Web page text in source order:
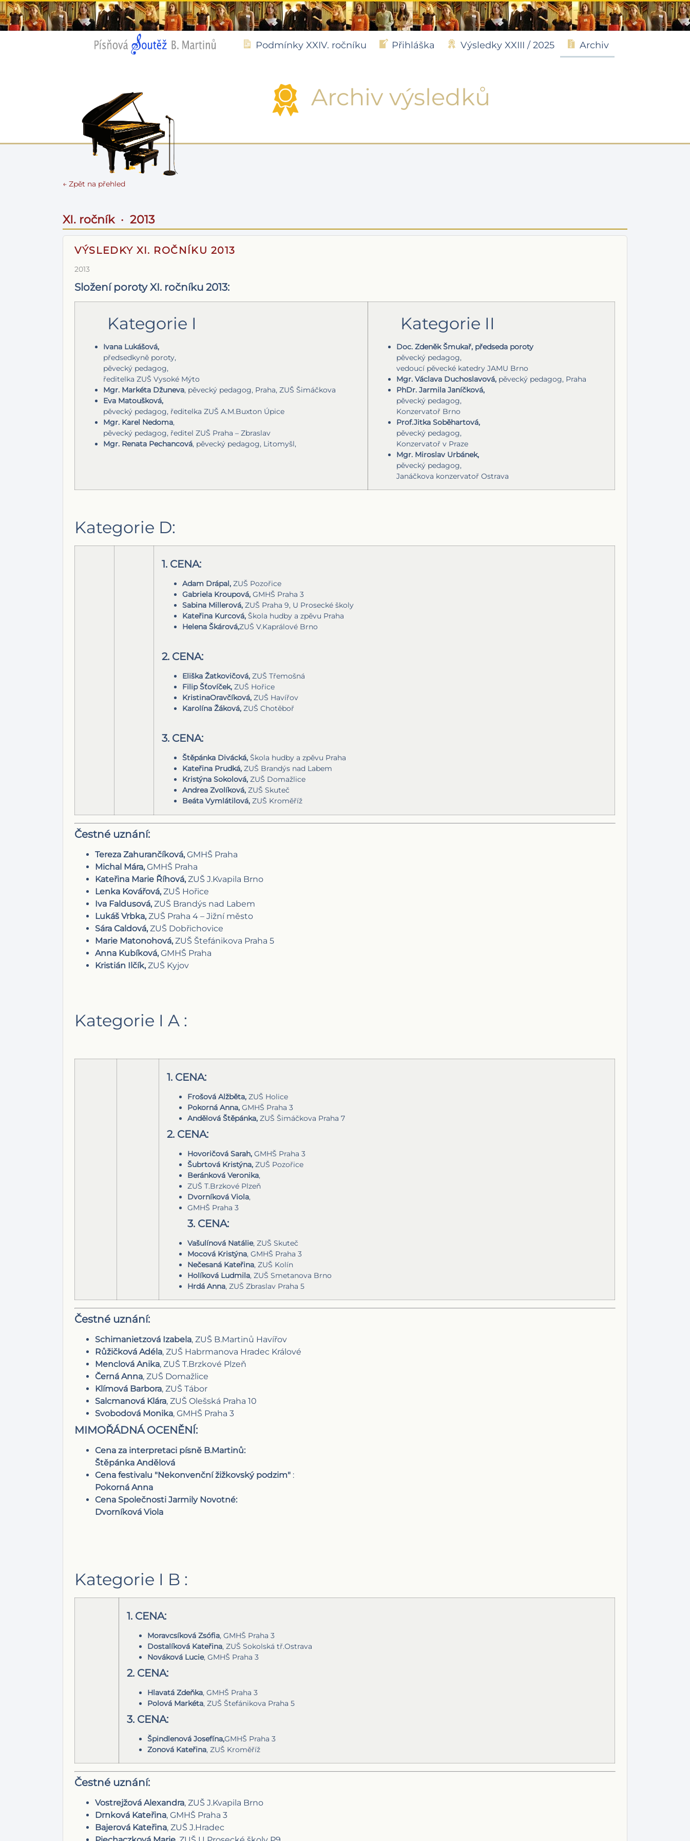
Podmínky XXIV. ročníku Přihláška Výsledky XXIII / 2025 Archiv
Archiv výsledků
← Zpět na přehled
XI. ročník · 2013
VÝSLEDKY XI. ROČNÍKU 2013
2013
Složení poroty XI. ročníku 2013:
Kategorie I
Ivana Lukášová,
předsedkyně poroty,
pěvecký pedagog,
ředitelka ZUŠ Vysoké Mýto
Mgr. Markéta Džuneva, pěvecký pedagog, Praha, ZUŠ Šimáčkova
Eva Matoušková,
pěvecký pedagog, ředitelka ZUŠ A.M.Buxton Úpice
Mgr. Karel Nedoma,
pěvecký pedagog, ředitel ZUŠ Praha – Zbraslav
Mgr. Renata Pechancová, pěvecký pedagog, Litomyšl,
Kategorie II
Doc. Zdeněk Šmukař, předseda poroty
pěvecký pedagog,
vedoucí pěvecké katedry JAMU Brno
Mgr. Václava Duchoslavová, pěvecký pedagog, Praha
PhDr. Jarmila Janíčková,
pěvecký pedagog,
Konzervatoř Brno
Prof.Jitka Soběhartová,
pěvecký pedagog,
Konzervatoř v Praze
Mgr. Miroslav Urbánek,
pěvecký pedagog,
Janáčkova konzervatoř Ostrava
Kategorie D:
1. CENA:
Adam Drápal, ZUŠ Pozořice
Gabriela Kroupová, GMHŠ Praha 3
Sabina Millerová, ZUŠ Praha 9, U Prosecké školy
Kateřina Kurcová, Škola hudby a zpěvu Praha
Helena Škárová,ZUŠ V.Kaprálové Brno
2. CENA:
Eliška Žatkovičová, ZUŠ Třemošná
Filip Šťovíček, ZUŠ Hořice
KristinaOravčíková, ZUŠ Havířov
Karolína Žáková, ZUŠ Chotěboř
3. CENA:
Štěpánka Divácká, Škola hudby a zpěvu Praha
Kateřina Prudká, ZUŠ Brandýs nad Labem
Kristýna Sokolová, ZUŠ Domažlice
Andrea Zvolíková, ZUŠ Skuteč
Beáta Vymlátilová, ZUŠ Kroměříž
Čestné uznání:
Tereza Zahurančíková, GMHŠ Praha
Michal Mára, GMHŠ Praha
Kateřina Marie Říhová, ZUŠ J.Kvapila Brno
Lenka Kovářová, ZUŠ Hořice
Iva Faldusová, ZUŠ Brandýs nad Labem
Lukáš Vrbka, ZUŠ Praha 4 – Jižní město
Sára Caldová, ZUŠ Dobřichovice
Marie Matonohová, ZUŠ Štefánikova Praha 5
Anna Kubíková, GMHŠ Praha
Kristián Ilčík, ZUŠ Kyjov
Kategorie I A :
1. CENA:
Frošová Alžběta, ZUŠ Holice
Pokorná Anna, GMHŠ Praha 3
Andělová Štěpánka, ZUŠ Šimáčkova Praha 7
2. CENA:
Hovoričová Sarah, GMHŠ Praha 3
Šubrtová Kristýna, ZUŠ Pozořice
Beránková Veronika,
ZUŠ T.Brzkové Plzeň
Dvorníková Viola,
GMHŠ Praha 3
3. CENA:
Vašulínová Natálie, ZUŠ Skuteč
Mocová Kristýna, GMHŠ Praha 3
Nečesaná Kateřina, ZUŠ Kolín
Holíková Ludmila, ZUŠ Smetanova Brno
Hrdá Anna, ZUŠ Zbraslav Praha 5
Čestné uznání:
Schimanietzová Izabela, ZUŠ B.Martinů Havířov
Růžičková Adéla, ZUŠ Habrmanova Hradec Králové
Menclová Anika, ZUŠ T.Brzkové Plzeň
Černá Anna, ZUŠ Domažlice
Klímová Barbora, ZUŠ Tábor
Salcmanová Klára, ZUŠ Olešská Praha 10
Svobodová Monika, GMHŠ Praha 3
MIMOŘÁDNÁ OCENĚNÍ:
Cena za interpretaci písně B.Martinů:
Štěpánka Andělová
Cena festivalu "Nekonvenční žižkovský podzim" :
Pokorná Anna
Cena Společnosti Jarmily Novotné:
Dvorníková Viola
Kategorie I B :
1. CENA:
Moravcsíková Zsófia, GMHŠ Praha 3
Dostalíková Kateřina, ZUŠ Sokolská tř.Ostrava
Nováková Lucie, GMHŠ Praha 3
2. CENA:
Hlavatá Zdeňka, GMHŠ Praha 3
Polová Markéta, ZUŠ Štefánikova Praha 5
3. CENA:
Špindlenová Josefína,GMHŠ Praha 3
Zonová Kateřina, ZUŠ Kroměříž
Čestné uznání:
Vostrejžová Alexandra, ZUŠ J.Kvapila Brno
Drnková Kateřina, GMHŠ Praha 3
Bajerová Kateřina, ZUŠ J.Hradec